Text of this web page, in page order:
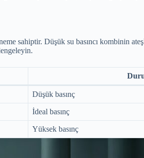
sahiptir. Düşük su basıncı kombinin
Düşük basınç
İdeal basınç
Yüksek basınç